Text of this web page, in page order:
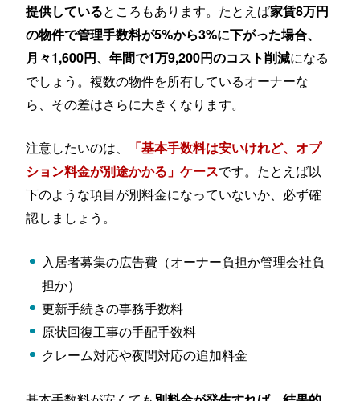
提供しているところもあります。たとえば家賃8万円
の物件で管理手数料が5%から3%に下がった場合、
月々1,600円、年間で1万9,200円のコスト削減になる
でしょう。複数の物件を所有しているオーナーな
ら、その差はさらに大きくなります。
注意したいのは、
「基本手数料は安いけれど、オプ
ション料金が別途かかる」ケースです。たとえば以
下のような項目が別料金になっていないか、必ず確
認しましょう。
入居者募集の広告費（オーナー負担か管理会社負
担か）
更新手続きの事務手数料
原状回復工事の手配手数料
クレーム対応や夜間対応の追加料金